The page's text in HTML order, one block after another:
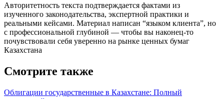
Авторитетность текста подтверждается фактами из
изученного законодательства, экспертной практики и
реальными кейсами. Материал написан “языком клиента”, но
с профессиональной глубиной — чтобы вы наконец-то
почувствовали себя уверенно на рынке ценных бумаг
Казахстана
Смотрите также
Облигации государственные в Казахстане: Полный